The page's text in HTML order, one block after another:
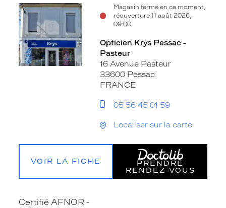
Magasin fermé en ce moment,
réouverture 11 août 2026,
09:00
Voir
la
fiche
Opticien Krys Pessac -
Pasteur
16 Avenue Pasteur
33600 Pessac
FRANCE
05 56 45 01 59
Localiser sur la carte
VOIR LA FICHE
PRENDRE
RENDEZ‑VOUS
Certifié AFNOR